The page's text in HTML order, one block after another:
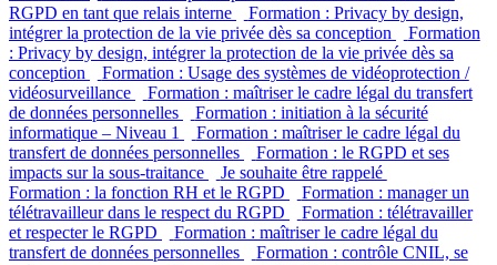
RGPD en tant que relais interne
Formation : Privacy by design,
intégrer la protection de la vie privée dès sa conception
Formation
: Privacy by design, intégrer la protection de la vie privée dès sa
conception
Formation : Usage des systèmes de vidéoprotection /
vidéosurveillance
Formation : maîtriser le cadre légal du transfert
de données personnelles
Formation : initiation à la sécurité
informatique – Niveau 1
Formation : maîtriser le cadre légal du
transfert de données personnelles
Formation : le RGPD et ses
impacts sur la sous-traitance
Je souhaite être rappelé
Formation : la fonction RH et le RGPD
Formation : manager un
télétravailleur dans le respect du RGPD
Formation : télétravailler
et respecter le RGPD
Formation : maîtriser le cadre légal du
transfert de données personnelles
Formation : contrôle CNIL, se